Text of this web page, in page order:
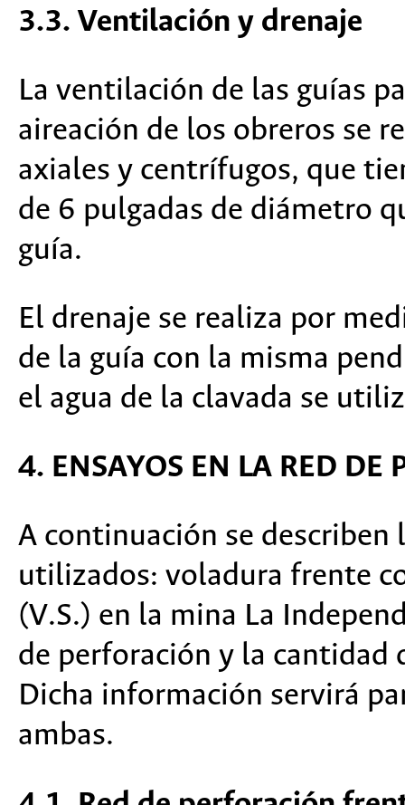
3.3. Ventilación y drenaje
La ventilación de las guías
aireación de los obreros se
axiales y centrífugos, que
de 6 pulgadas de diámetro
guía.
El drenaje se realiza por
de la guía con la misma
el agua de la clavada se
4. ENSAYOS EN LA RED DE
A continuación se
utilizados: voladura frente
(V.S.) en la mina La
de perforación y la
Dicha información servirá
ambas.